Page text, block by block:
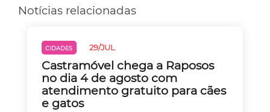
Notícias relacionadas
CIDADES 29/JUL
Castramóvel chega a Raposos
no dia 4 de agosto com
atendimento gratuito para cães
e gatos